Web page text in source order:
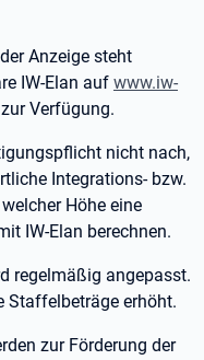
Anzeige steht
IW-Elan auf www.iw-
Verfügung.
nicht nach,
Integrations- bzw.
Höhe eine
IW-Elan berechnen.
regelmäßig angepasst.
Staffelbeträge erhöht.
zur Förderung der